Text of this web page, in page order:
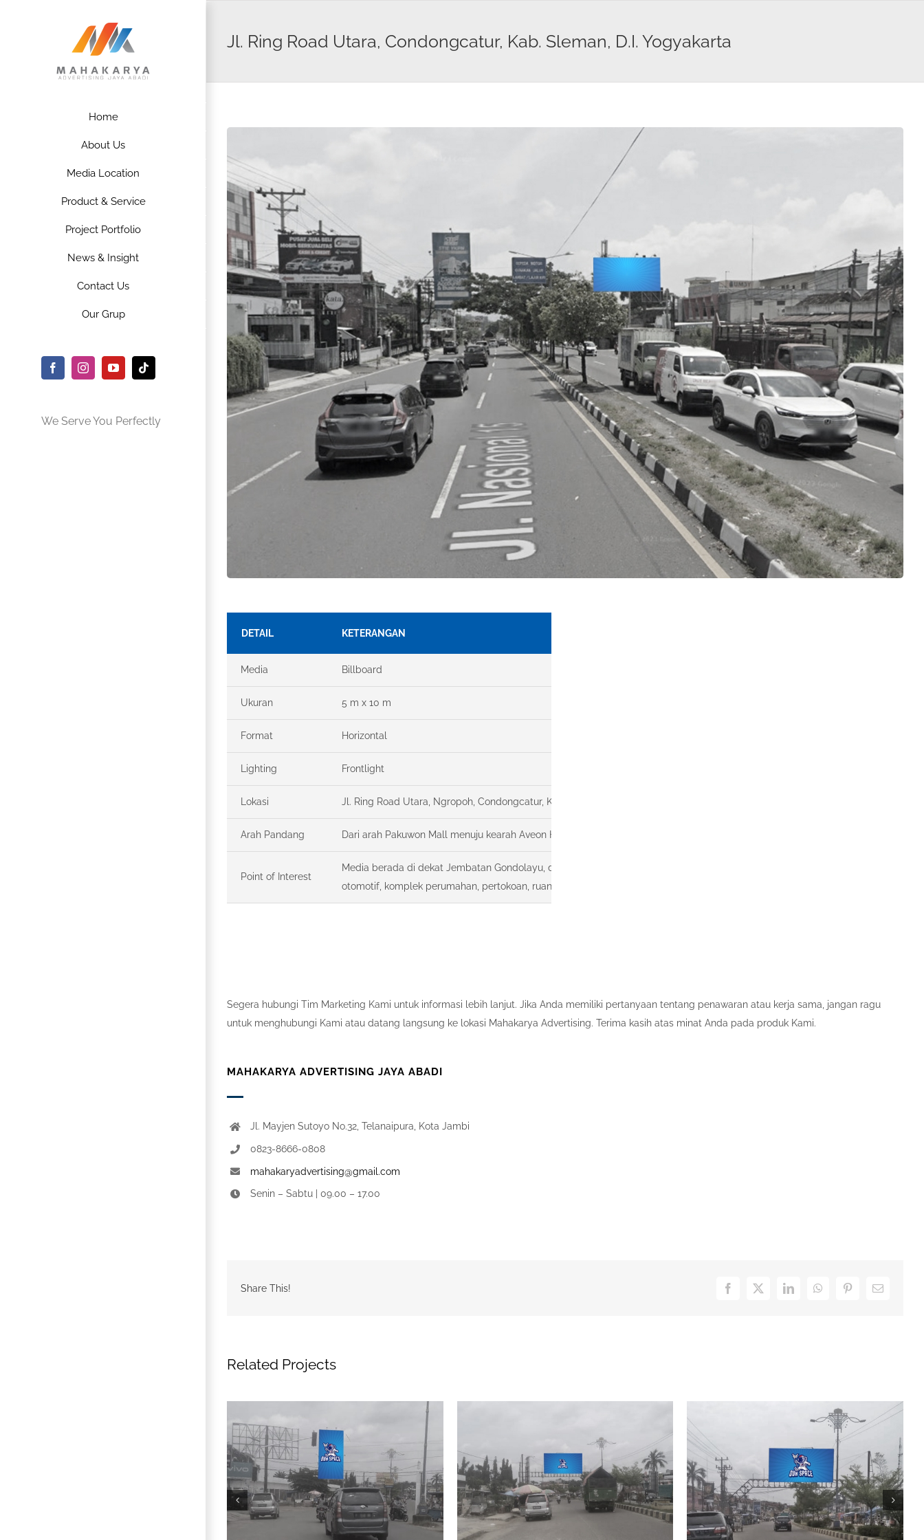
Home
About Us
Media Location
Product & Service
Project Portfolio
News & Insight
Contact Us
Our Grup
FacebookInstagramYouTubeTiktok
We Serve You Perfectly
Jl. Ring Road Utara, Condongcatur, Kab. Sleman, D.I. Yogyakarta
DETAIL KETERANGAN
Media Billboard
Ukuran 5 m x 10 m
Format Horizontal
Lighting Frontlight
Lokasi Jl. Ring Road Utara, Ngropoh, Condongcatur, Kec. Depok, Kab. Sleman, D.I. Yogyakarta
Arah Pandang Dari arah Pakuwon Mall menuju kearah Aveon Hotel Yogyakarta
Point of Interest
Media berada di dekat Jembatan Gondolayu, dikelilingi oleh kawasan bisnis, perhotelan, perbankan, showroom
otomotif, komplek perumahan, pertokoan, ruang publik, cafe, kuliner dan pemukiman
Segera hubungi Tim Marketing Kami untuk informasi lebih lanjut. Jika Anda memiliki pertanyaan tentang penawaran atau kerja sama, jangan ragu
untuk menghubungi Kami atau datang langsung ke lokasi Mahakarya Advertising. Terima kasih atas minat Anda pada produk Kami.
MAHAKARYA ADVERTISING JAYA ABADI
Jl. Mayjen Sutoyo No.32, Telanaipura, Kota Jambi
0823-8666-0808
mahakaryadvertising@gmail.com
Senin – Sabtu | 09.00 – 17.00
Share This! Facebook
X LinkedInWhatsAppPinterestEmail
Related Projects